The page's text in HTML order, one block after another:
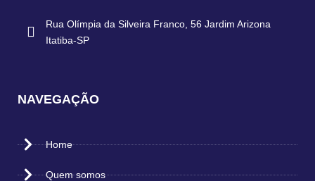
Rua Olímpia da Silveira Franco, 56 Jardim Arizona
Itatiba-SP
NAVEGAÇÃO
Home
Quem somos